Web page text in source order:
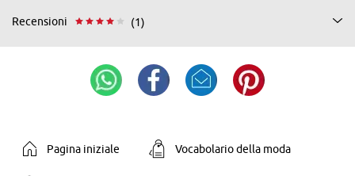
Recensioni (1)
Pagina iniziale Vocabolario della moda